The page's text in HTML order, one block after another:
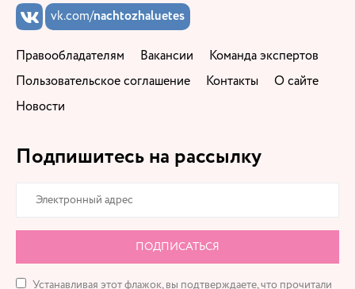
vk.com/nachtozhaluetes
Правообладателям Вакансии
Команда экспертов
Пользовательское соглашение
Контакты
О сайте
Новости
Подпишитесь на рассылку
ПОДПИСАТЬСЯ
Устанавливая этот флажок, вы подтверждаете, что прочитали